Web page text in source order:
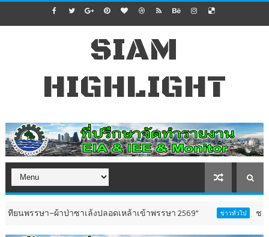
SIAM
HIGHLIGHT
ป่าซาเล้งปลอดเหล้าเข้าพรรษา 2569” ข่าวทั่วไป ชาววัดสุวรรณ